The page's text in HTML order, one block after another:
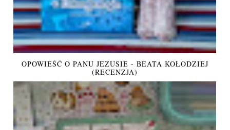
OPOWIEŚĆ O PANU JEZUSIE - BEATA KOŁODZIEJ
(RECENZJA)